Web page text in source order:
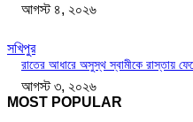
আগস্ট ৪, ২০২৬
সখিপুর
রাতের আধারে অসুস্থ স্বামীকে রাস্তায়
আগস্ট ৩, ২০২৬
MOST POPULAR